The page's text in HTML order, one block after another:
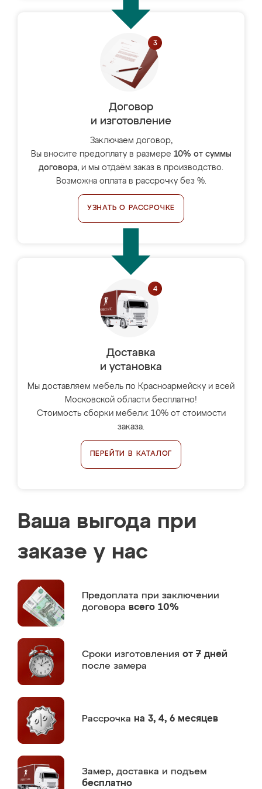
Договор
и изготовление
Заключаем договор,
Вы вносите предоплату в размере 10% от суммы
договора, и мы отдаём заказ в производство.
Возможна оплата в рассрочку без %.
УЗНАТЬ О РАССРОЧКЕ
Доставка
и установка
Мы доставляем мебель по Красноармейску и всей
Московской области бесплатно!
Стоимость сборки мебели: 10% от стоимости
заказа.
ПЕРЕЙТИ В КАТАЛОГ
Ваша выгода при
заказе у нас
Предоплата при заключении
договора всего 10%
Сроки изготовления от 7 дней
после замера
Рассрочка на 3, 4, 6 месяцев
Замер, доставка и подъем
бесплатно